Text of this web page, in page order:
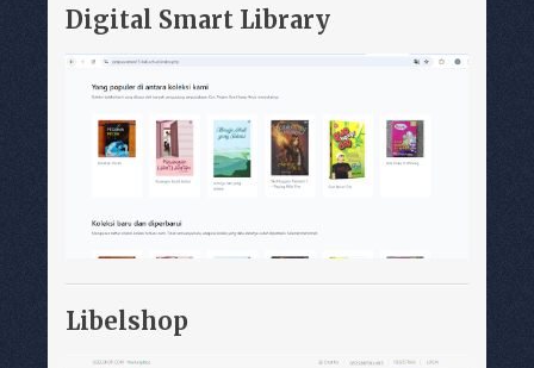
Digital Smart Library
Libelshop